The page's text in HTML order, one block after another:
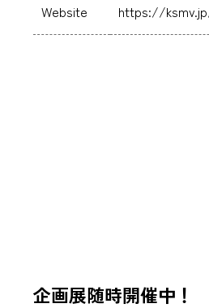
Website https://
企画展随時開催中！